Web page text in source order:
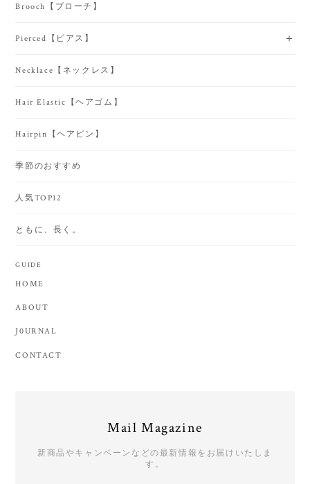
Brooch【ブローチ】
Pierced【ピアス】
Necklace【ネックレス】
Hair Elastic【ヘアゴム】
Hairpin【ヘアピン】
季節のおすすめ
人気TOP12
ともに、長く。
GUIDE
HOME
ABOUT
J0URNAL
CONTACT
Mail Magazine
新商品やキャンペーンなどの最新情報をお届けいたしま
す。